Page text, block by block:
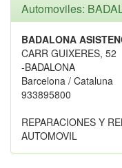
Automoviles:
BADALONA
CARR GUIXERES, 52
-BADALONA
Barcelona / Cataluna
933895800
REPARACIONES Y
AUTOMOVIL